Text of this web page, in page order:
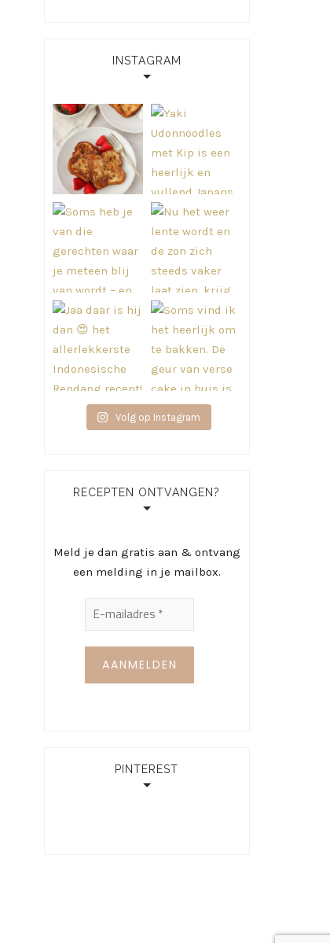
INSTAGRAM
Volg op Instagram
RECEPTEN ONTVANGEN?
Meld je dan gratis aan & ontvang
een melding in je mailbox.
PINTEREST